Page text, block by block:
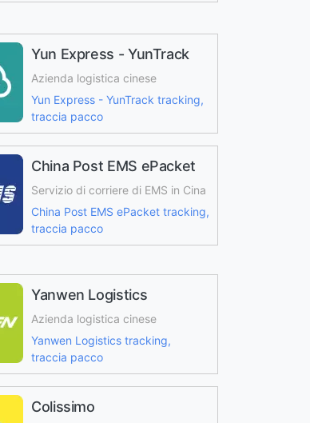
Yun Express - YunTrack
Azienda logistica cinese
Yun Express - YunTrack tracking,
traccia pacco
China Post EMS ePacket
Servizio di corriere di EMS in Cina
China Post EMS ePacket tracking,
traccia pacco
Yanwen Logistics
Azienda logistica cinese
Yanwen Logistics tracking,
traccia pacco
Colissimo